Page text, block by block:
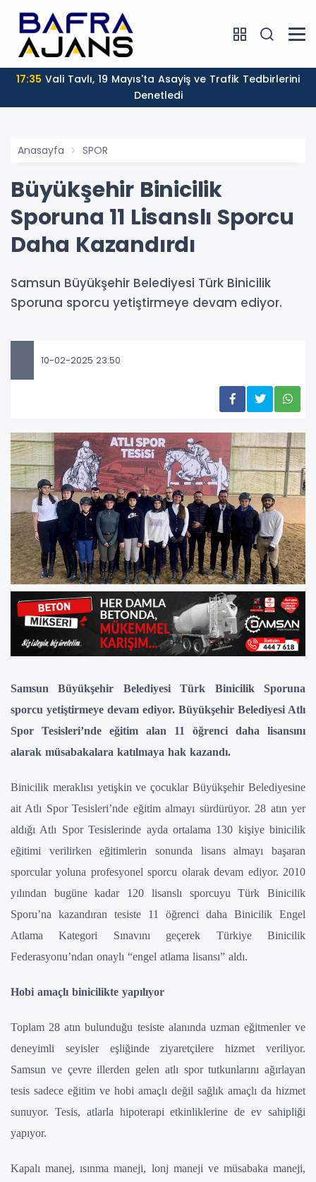
17:35
Denetledi
Anasayfa SPOR
Büyükşehir Binicilik
Sporuna 11 Lisanslı Sporcu
Daha Kazandırdı
Samsun Büyükşehir Belediyesi Türk Binicilik
Sporuna sporcu yetiştirmeye devam ediyor.
10-02-2025 23:50
Samsun Büyükşehir Belediyesi Türk Binicilik Sporuna
sporcu yetiştirmeye devam ediyor. Büyükşehir Belediyesi Atlı
Spor Tesisleri’nde eğitim alan 11 öğrenci daha lisansını
alarak müsabakalara katılmaya hak kazandı.
Binicilik meraklısı yetişkin ve çocuklar Büyükşehir Belediyesine
ait Atlı Spor Tesisleri’nde eğitim almayı sürdürüyor. 28 atın yer
aldığı Atlı Spor Tesislerinde ayda ortalama 130 kişiye binicilik
eğitimi verilirken eğitimlerin sonunda lisans almayı başaran
sporcular yoluna profesyonel sporcu olarak devam ediyor. 2010
yılından bugüne kadar 120 lisanslı sporcuyu Türk Binicilik
Sporu’na kazandıran tesiste 11 öğrenci daha Binicilik Engel
Atlama Kategori Sınavını geçerek Türkiye Binicilik
Federasyonu’ndan onaylı “engel atlama lisansı” aldı.
Hobi amaçlı binicilikte yapılıyor
Toplam 28 atın bulunduğu tesiste alanında uzman eğitmenler ve
deneyimli seyisler eşliğinde ziyaretçilere hizmet veriliyor.
Samsun ve çevre illerden gelen atlı spor tutkunlarını ağırlayan
tesis sadece eğitim ve hobi amaçlı değil sağlık amaçlı da hizmet
sunuyor. Tesis, atlarla hipoterapi etkinliklerine de ev sahipliği
yapıyor.
Kapalı manej, ısınma maneji, lonj maneji ve müsabaka maneji,